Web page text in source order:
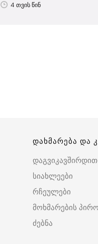
4 თვის წინ
დახმარება და
დაგვიკავშირდით
სიახლეები
რჩეულები
მოხმარების
ძებნა